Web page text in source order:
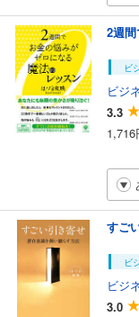
2週
ビ
ビジ
3.3
すご
ビ
ビジ
3.0